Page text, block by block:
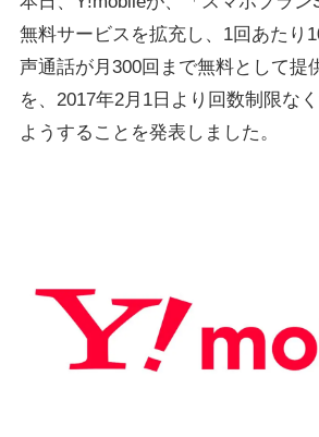
無料サービスを拡充し、1回あたり
声通話が月300回まで無料として提
を、2017年2月1日より回数制限な
ようすることを発表しました。